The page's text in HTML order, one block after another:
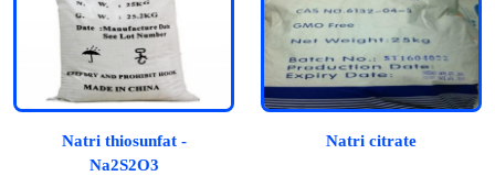
Natri thiosunfat -
Na2S2O3
Natri citrate